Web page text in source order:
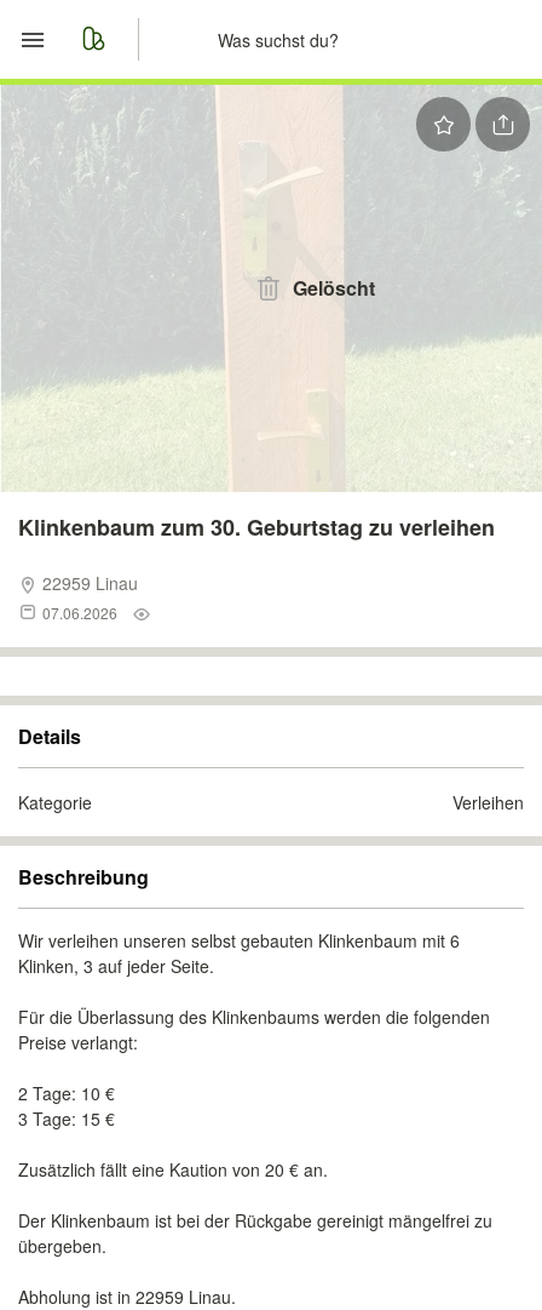
Start
Merkliste
Nachrichten
Anzeige aufgeben
Gelöscht
Klinkenbaum zum 30. Geburtstag zu verleihen
22959 Linau
07.06.2026
Details
Kategorie Verleihen
Beschreibung
Wir verleihen unseren selbst gebauten Klinkenbaum mit 6
Klinken, 3 auf jeder Seite.
Für die Überlassung des Klinkenbaums werden die folgenden
Preise verlangt:
2 Tage: 10 €
3 Tage: 15 €
Zusätzlich fällt eine Kaution von 20 € an.
Der Klinkenbaum ist bei der Rückgabe gereinigt mängelfrei zu
übergeben.
Abholung ist in 22959 Linau.